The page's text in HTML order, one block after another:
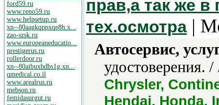
ford59.ru
www.reno59.ru
www.helpsetup.ru
xn--80aagkqppxqe8h.x...
zao-szsk.ru
www.europeaneducatio...
prestigerus.ru
rollerdoor.ru
xn--80aibuxhdbs1g.xn...
qmedical.co.il
www.arealrus.ru
mebson.ru
femidasurgut.ru
прав,а так же
тех.осмотра|
Автосервис,
удостоверения. /
Chrysler,
Hendai, Honda,